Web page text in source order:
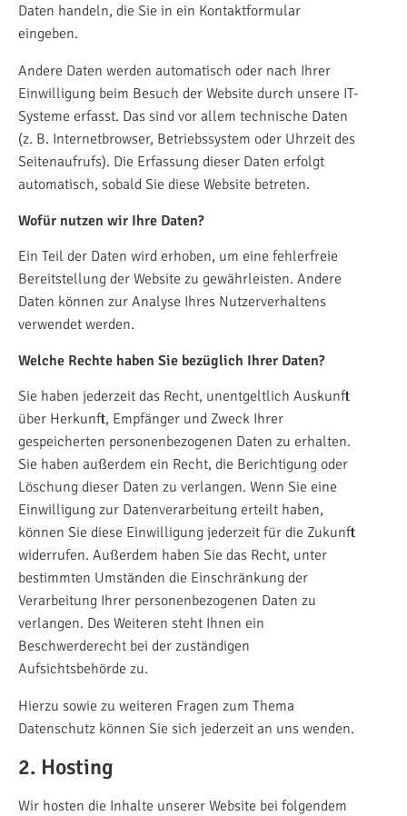
Daten handeln, die Sie in ein Kontaktformular
eingeben.
Andere Daten werden automatisch oder nach Ihrer
Einwilligung beim Besuch der Website durch unsere IT-
Systeme erfasst. Das sind vor allem technische Daten
(z. B. Internetbrowser, Betriebssystem oder Uhrzeit des
Seitenaufrufs). Die Erfassung dieser Daten erfolgt
automatisch, sobald Sie diese Website betreten.
Wofür nutzen wir Ihre Daten?
Ein Teil der Daten wird erhoben, um eine fehlerfreie
Bereitstellung der Website zu gewährleisten. Andere
Daten können zur Analyse Ihres Nutzerverhaltens
verwendet werden.
Welche Rechte haben Sie bezüglich Ihrer Daten?
Sie haben jederzeit das Recht, unentgeltlich Auskunft
über Herkunft, Empfänger und Zweck Ihrer
gespeicherten personenbezogenen Daten zu erhalten.
Sie haben außerdem ein Recht, die Berichtigung oder
Löschung dieser Daten zu verlangen. Wenn Sie eine
Einwilligung zur Datenverarbeitung erteilt haben,
können Sie diese Einwilligung jederzeit für die Zukunft
widerrufen. Außerdem haben Sie das Recht, unter
bestimmten Umständen die Einschränkung der
Verarbeitung Ihrer personenbezogenen Daten zu
verlangen. Des Weiteren steht Ihnen ein
Beschwerderecht bei der zuständigen
Aufsichtsbehörde zu.
Hierzu sowie zu weiteren Fragen zum Thema
Datenschutz können Sie sich jederzeit an uns wenden.
2. Hosting
Wir hosten die Inhalte unserer Website bei folgendem